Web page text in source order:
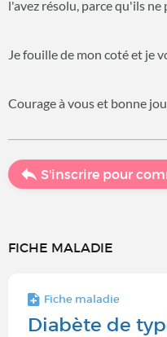
l'avez résolu, parce qu'ils ne
Je fouille de mon coté et je
Courage à vous et bonne
S'inscrire pour
FICHE MALADIE
Fiche maladie
Diabète de